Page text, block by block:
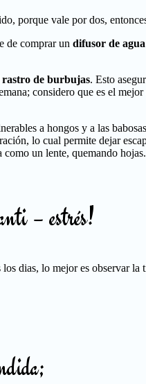
porque vale por dos,
de comprar un difusor de
rastro de burbujas. Esto
considero que es el
a hongos y a las
lo cual permite dejar
un lente, quemando
– estrés!
dias, lo mejor es observar la